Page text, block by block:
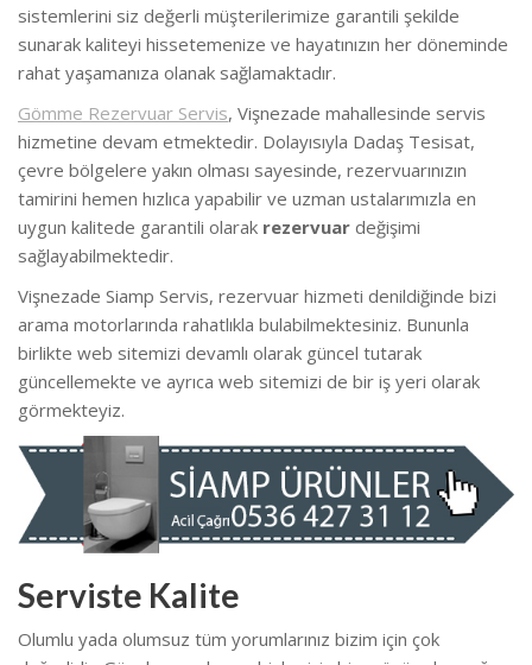
sistemlerini siz değerli müşterilerimize garantili şekilde
sunarak kaliteyi hissetemenize ve hayatınızın her döneminde
rahat yaşamanıza olanak sağlamaktadır.
Gömme Rezervuar Servis, Vişnezade mahallesinde servis
hizmetine devam etmektedir. Dolayısıyla Dadaş Tesisat,
çevre bölgelere yakın olması sayesinde, rezervuarınızın
tamirini hemen hızlıca yapabilir ve uzman ustalarımızla en
uygun kalitede garantili olarak rezervuar değişimi
sağlayabilmektedir.
Vişnezade Siamp Servis, rezervuar hizmeti denildiğinde bizi
arama motorlarında rahatlıkla bulabilmektesiniz. Bununla
birlikte web sitemizi devamlı olarak güncel tutarak
güncellemekte ve ayrıca web sitemizi de bir iş yeri olarak
görmekteyiz.
Serviste Kalite
Olumlu yada olumsuz tüm yorumlarınız bizim için çok